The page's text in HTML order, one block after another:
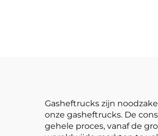
Gasheftrucks zijn
onze gasheftrucks. De
gehele proces, vanaf de